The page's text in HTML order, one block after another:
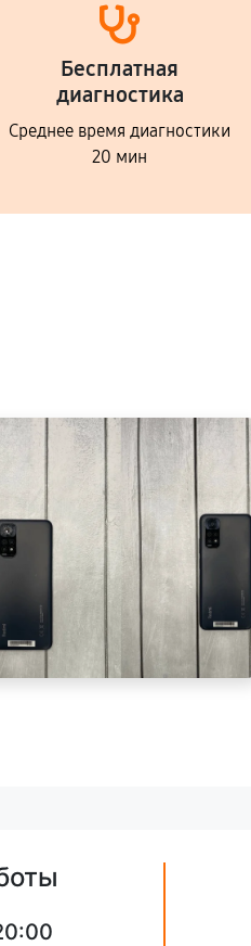
Бесплатная
диагностика
Среднее время диагностики
20 мин